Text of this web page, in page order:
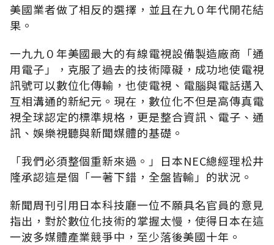
美國業者做了相反的選擇，並且在九０年代開花結
果。
一九九０年美國最大的有線電視設備製造廠商「通
用電子」，克服了過去的技術障礙，成功地使電視
訊號可以數位化傳輸，也使電視、電腦與電話邁入
互相溝通的新紀元。現在，數位化不但是高傳真電
視全球認定的標準規格，更是整合資訊、電子、通
訊、娛樂視聽與新聞媒體的基礎。
「我們必須整個重新來過。」日本NEC總經理松井
隆承認這是個「一著下錯，全盤皆輸」的狀況。
新聞周刊引用日本科技廳一位不願具名官員的意見
指出，對於數位化技術的掌握太慢，使得日本在這
一波多媒體產業競爭中，至少落後美國十年。